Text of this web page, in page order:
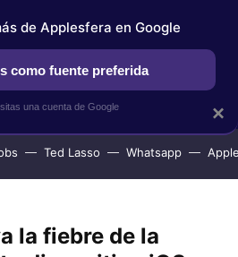
APPLESFERA SELECCIÓN
Ted Lasso Whatsapp
la fiebre de la
×
de Applesfera en Google
como fuente preferida
una cuenta de Google